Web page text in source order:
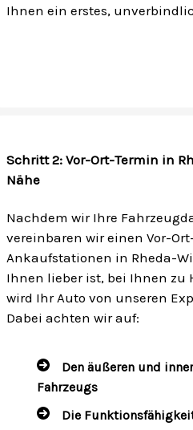
Ihnen ein erstes,
Schritt 2: Vor-Ort-Termin in
Nähe
Nachdem wir Ihre
vereinbaren wir einen Vor-
Ankaufstationen in Rheda-
Ihnen lieber ist, bei Ihnen zu
wird Ihr Auto von unseren
Dabei achten wir auf:
Den äußeren und
Fahrzeugs
Die